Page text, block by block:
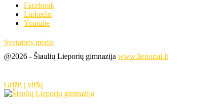
Facebook
Linkedin
Youtube
Svetainės medis
@2026 - Šiaulių Lieporių gimnazija www.lieporiai.lt
Grįžti į viršų